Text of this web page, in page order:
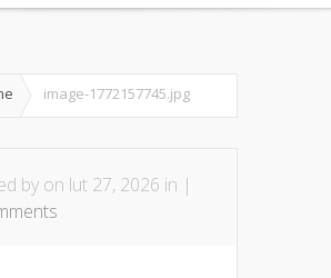
image-1772157745.jpg
by on lut 27, 2026 in |